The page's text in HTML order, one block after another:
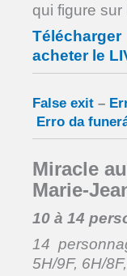
qui figure
acheter le
False exit –
Erro da
Miracle
Marie-
10 à 14
14
5H/9F, 6H/